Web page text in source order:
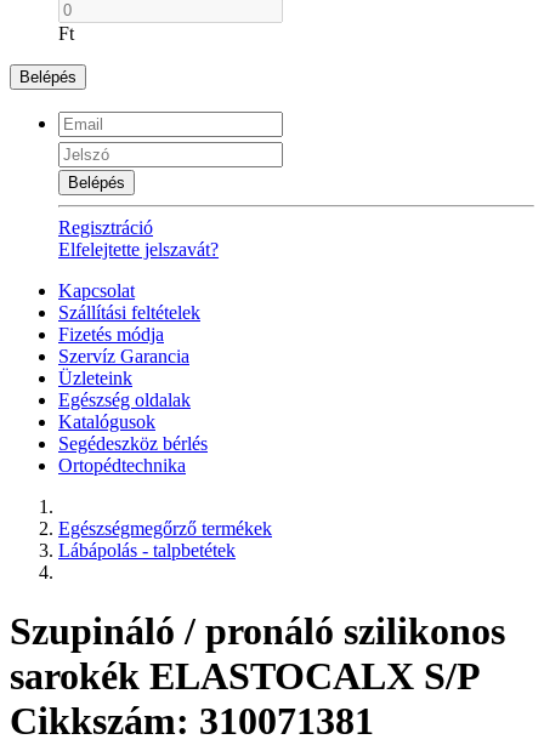
Ft
Belépés
Belépés
Regisztráció
Elfelejtette jelszavát?
Kapcsolat
Szállítási feltételek
Fizetés módja
Szervíz Garancia
Üzleteink
Egészség oldalak
Katalógusok
Segédeszköz bérlés
Ortopédtechnika
Egészségmegőrző termékek
Lábápolás - talpbetétek
Szupináló / pronáló szilikonos
sarokék ELASTOCALX S/P
Cikkszám: 310071381